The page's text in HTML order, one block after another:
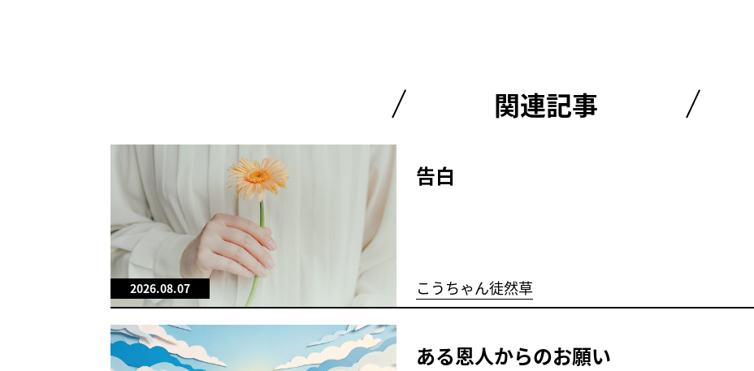
関連記事
2026.08.07
告白
こうちゃん徒然草
ある恩人からのお願い